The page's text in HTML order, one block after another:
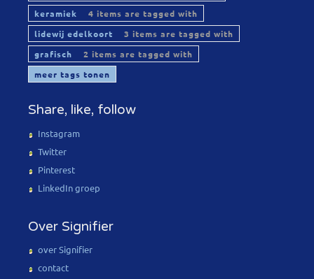
keramiek
4 items are tagged with
lidewij edelkoort
3 items are tagged with
grafisch
2 items are tagged with
meer tags tonen
Share, like, follow
Instagram
Twitter
Pinterest
LinkedIn groep
Over Signifier
over Signifier
contact